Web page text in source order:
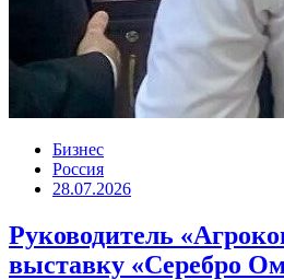
Бизнес
Россия
28.07.2026
Руководитель
выставку «Серебро